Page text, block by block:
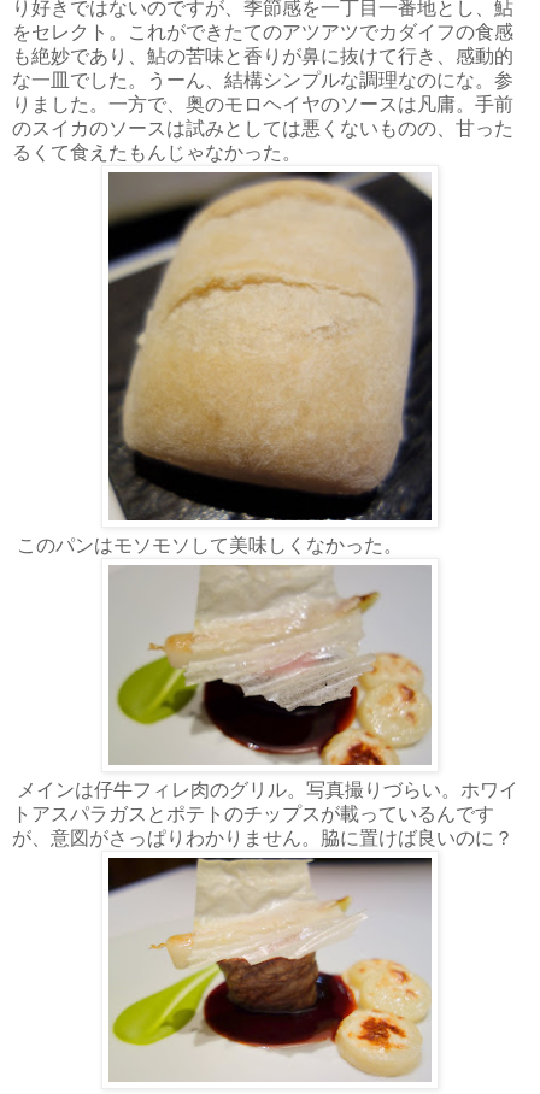
り好きではないのですが、季節感を一丁目一番地とし、鮎
をセレクト。これができたてのアツアツでカダイフの食感
も絶妙であり、鮎の苦味と香りが鼻に抜けて行き、感動的
な一皿でした。うーん、結構シンプルな調理なのにな。参
りました。一方で、奥のモロヘイヤのソースは凡庸。手前
のスイカのソースは試みとしては悪くないものの、甘った
るくて食えたもんじゃなかった。
このパンはモソモソして美味しくなかった。
メインは仔牛フィレ肉のグリル。写真撮りづらい。ホワイ
トアスパラガスとポテトのチップスが載っているんです
が、意図がさっぱりわかりません。脇に置けば良いのに？